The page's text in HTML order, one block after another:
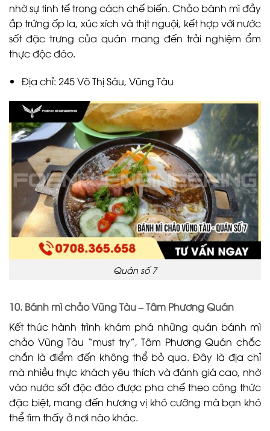
nhờ sự tinh tế trong cách chế biến. Chảo bánh mì đầy
ắp trứng ốp la, xúc xích và thịt nguội, kết hợp với nước
sốt đặc trưng của quán mang đến trải nghiệm ẩm
thực độc đáo.
Địa chỉ: 245 Võ Thị Sáu, Vũng Tàu
Quán số 7
10. Bánh mì chảo Vũng Tàu – Tâm Phương Quán
Kết thúc hành trình khám phá những quán bánh mì
chảo Vũng Tàu “must try”, Tâm Phương Quán chắc
chắn là điểm đến không thể bỏ qua. Đây là địa chỉ
mà nhiều thực khách yêu thích và đánh giá cao, nhờ
vào nước sốt độc đáo được pha chế theo công thức
đặc biệt, mang đến hương vị khó cưỡng mà bạn khó
thể tìm thấy ở nơi nào khác.